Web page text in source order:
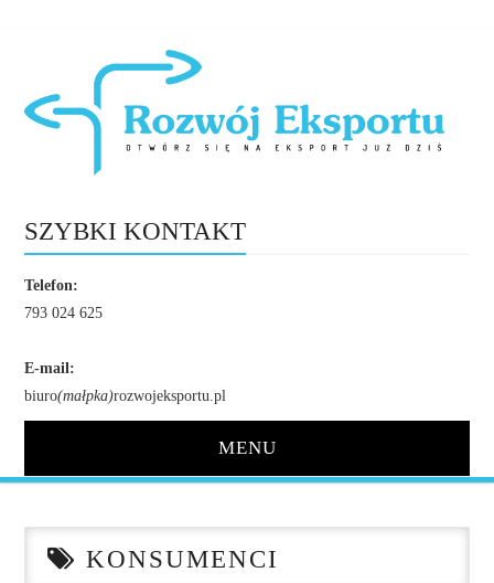
SZYBKI KONTAKT
Telefon:
793 024 625
E-mail:
biuro(małpka)rozwojeksportu.pl
MENU
O NASKONSUMENCI